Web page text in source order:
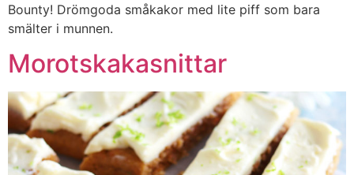
Bounty! Drömgoda småkakor med lite piff som bara
smälter i munnen.
Morotskakasnittar